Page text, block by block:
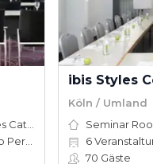
Köln / Umland
Seminar
6
70 Gäste